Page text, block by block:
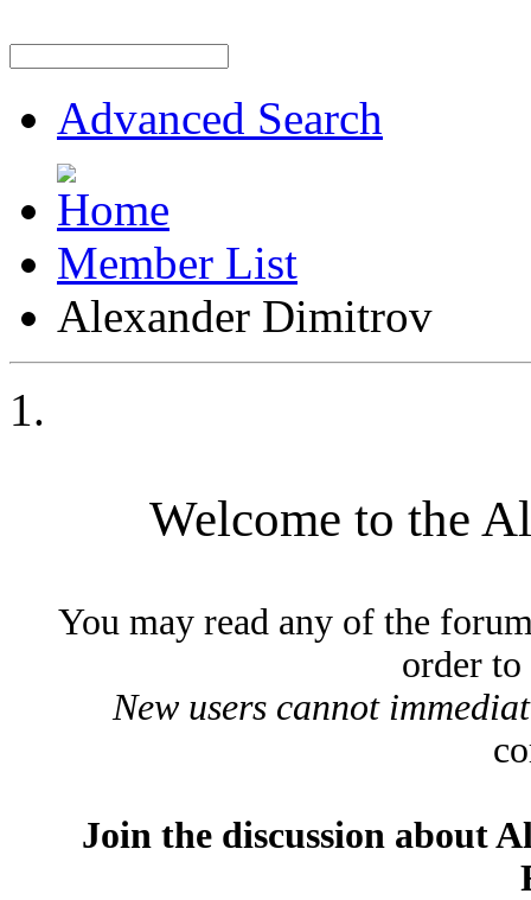
Advanced Search
Member List
Alexander Dimitrov
Welcome to the
You may read any of the
order
New users cannot
Join the discussion about